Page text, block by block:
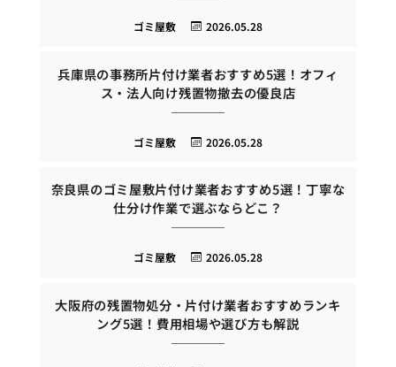
2026.05.28
ゴミ屋敷
兵庫県の事務所片付け業者おすすめ5選！オフィ
ス・法人向け残置物撤去の優良店
2026.05.28
ゴミ屋敷
奈良県のゴミ屋敷片付け業者おすすめ5選！丁寧な
仕分け作業で選ぶならどこ？
2026.05.28
ゴミ屋敷
大阪府の残置物処分・片付け業者おすすめランキ
ング5選！費用相場や選び方も解説